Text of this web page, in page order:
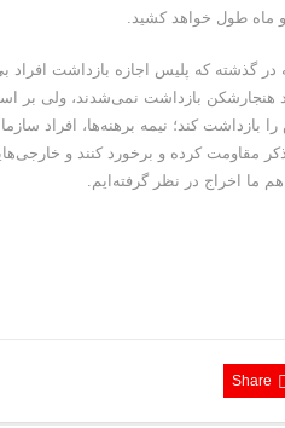
ماه طول خواهد کشید.
در گذشته که پلیس اجازه بازداشت
هنجارشکن بازداشت نمی‌شدند، ولی بر
کند؛ نیمه برهنه‌ها، افراد
مقاومت کرده و برخورد کنند و
ما اخراج در نظر گرفته‌ایم.
Share